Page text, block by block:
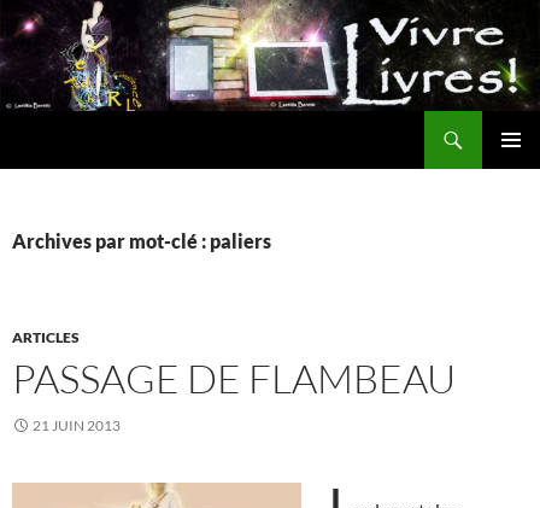
Aller
au
contenu
Archives par mot-clé : paliers
ARTICLES
PASSAGE DE FLAMBEAU
21 JUIN 2013